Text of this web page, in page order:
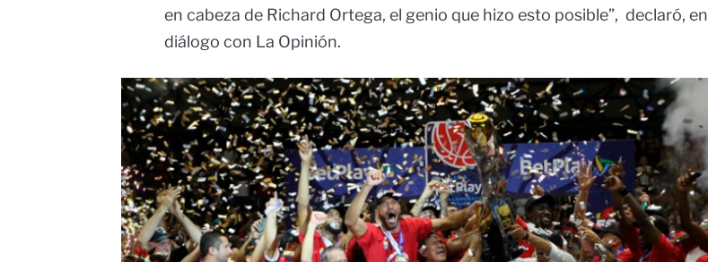
en cabeza de Richard Ortega, el genio que hizo esto posible”, declaró, en
diálogo con La Opinión.